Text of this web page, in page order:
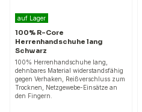
auf Lager
100% R-Core
Herrenhandschuhe lang
Schwarz
100% Herrenhandschuhe lang,
dehnbares Material widerstandsfähig
gegen Verhaken, Reißverschluss zum
Trocknen, Netzgewebe-Einsätze an
den Fingern.